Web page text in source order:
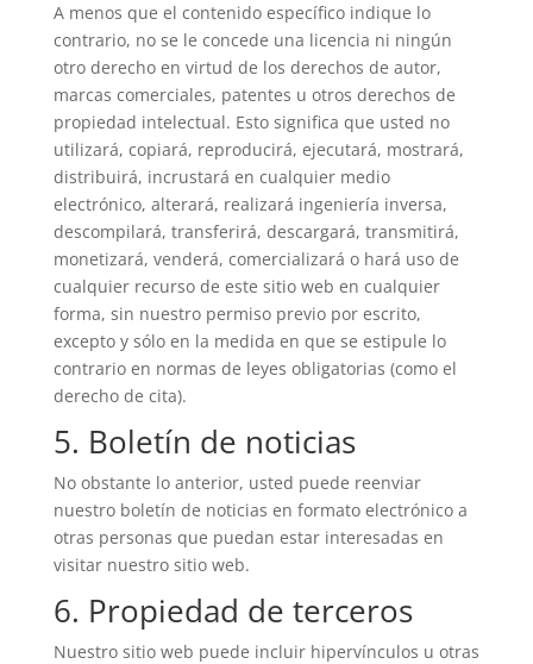
A menos que el contenido específico indique lo
contrario, no se le concede una licencia ni ningún
otro derecho en virtud de los derechos de autor,
marcas comerciales, patentes u otros derechos de
propiedad intelectual. Esto significa que usted no
utilizará, copiará, reproducirá, ejecutará, mostrará,
distribuirá, incrustará en cualquier medio
electrónico, alterará, realizará ingeniería inversa,
descompilará, transferirá, descargará, transmitirá,
monetizará, venderá, comercializará o hará uso de
cualquier recurso de este sitio web en cualquier
forma, sin nuestro permiso previo por escrito,
excepto y sólo en la medida en que se estipule lo
contrario en normas de leyes obligatorias (como el
derecho de cita).
5. Boletín de noticias
No obstante lo anterior, usted puede reenviar
nuestro boletín de noticias en formato electrónico a
otras personas que puedan estar interesadas en
visitar nuestro sitio web.
6. Propiedad de terceros
Nuestro sitio web puede incluir hipervínculos u otras